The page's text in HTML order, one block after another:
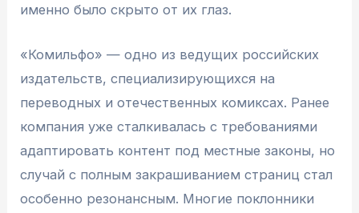
именно было скрыто от их глаз.
«Комильфо» — одно из ведущих российских
издательств, специализирующихся на
переводных и отечественных комиксах. Ранее
компания уже сталкивалась с требованиями
адаптировать контент под местные законы, но
случай с полным закрашиванием страниц стал
особенно резонансным. Многие поклонники